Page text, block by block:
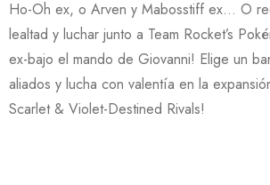
Ho-Oh ex, o Arven y Mabosstiff ex… O
lealtad y luchar junto a Team Rocket’s
ex-bajo el mando de Giovanni! Elige un
aliados y lucha con valentía en la
Scarlet & Violet-Destined Rivals!